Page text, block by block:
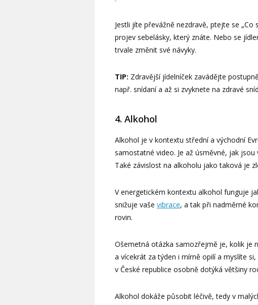
Jestli jíte převážně nezdravě, ptejte se
projev sebelásky, který znáte. Nebo se
trvale změnit své návyky.
TIP: Zdravější jídelníček zavádějte
např. snídaní a až si zvyknete na zdravé
4. Alkohol
Alkohol je v kontextu střední a východní
samostatné video. Je až úsměvné, jak
Také závislost na alkoholu jako taková je
V energetickém kontextu alkohol funguje
snižuje vaše vibrace, a tak při nadměrné
rovin.
Ošemetná otázka samozřejmě je, kolik je
a vícekrát za týden i mírně opilí a myslíte
v České republice osobně dotýká většiny
Alkohol dokáže působit léčivě, tedy v